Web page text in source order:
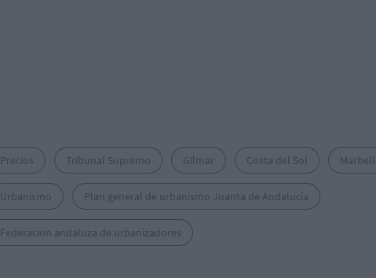
Precios Tribunal Supremo Gilmar Costa del Sol
Urbanismo Plan general de urbanismo Juanta de Andalucía
Federacion andaluza de urbanizadores